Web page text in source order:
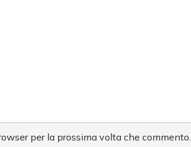
per la prossima volta che commento.